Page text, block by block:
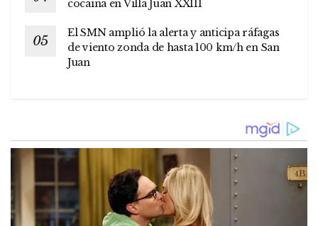
cocaína en Villa Juan XXIII
El SMN amplió la alerta y anticipa ráfagas
de viento zonda de hasta 100 km/h en San
Juan